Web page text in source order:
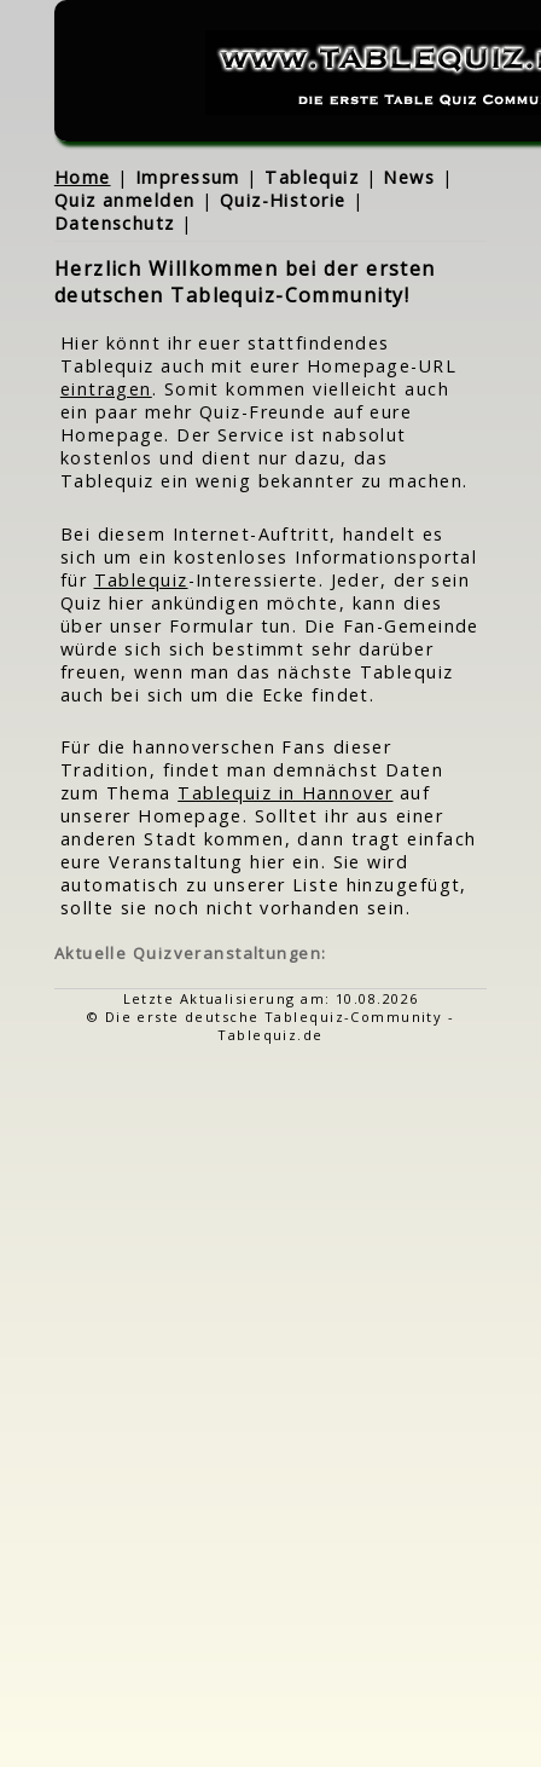
Home | Impressum | Tablequiz | News |
Quiz anmelden | Quiz-Historie |
Datenschutz |
Herzlich Willkommen bei der ersten
deutschen Tablequiz-Community!
Hier könnt ihr euer stattfindendes
Tablequiz auch mit eurer Homepage-URL
eintragen . Somit kommen vielleicht auch
ein paar mehr Quiz-Freunde auf eure
Homepage. Der Service ist nabsolut
kostenlos und dient nur dazu, das
Tablequiz ein wenig bekannter zu machen.
Bei diesem Internet-Auftritt, handelt es
sich um ein kostenloses Informationsportal
für Tablequiz-Interessierte. Jeder, der sein
Quiz hier ankündigen möchte, kann dies
über unser Formular tun. Die Fan-Gemeinde
würde sich sich bestimmt sehr darüber
freuen, wenn man das nächste Tablequiz
auch bei sich um die Ecke findet.
Für die hannoverschen Fans dieser
Tradition, findet man demnächst Daten
zum Thema Tablequiz in Hannover auf
unserer Homepage. Solltet ihr aus einer
anderen Stadt kommen, dann tragt einfach
eure Veranstaltung hier ein. Sie wird
automatisch zu unserer Liste hinzugefügt,
sollte sie noch nicht vorhanden sein.
Aktuelle Quizveranstaltungen:
Letzte Aktualisierung am: 10.08.2026
© Die erste deutsche Tablequiz-Community -
Tablequiz.de